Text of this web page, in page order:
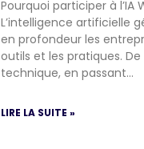
Pourquoi participer à l’IA
L’intelligence artificielle
en profondeur les
outils et les pratiques.
technique, en passant…
LIRE LA SUITE »